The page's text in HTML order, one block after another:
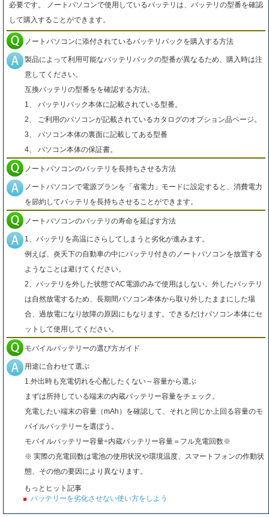
必要です。 ノートパソコンで使用しているバッテリは、バッテリの型番を確認
して購入することができます。
ノートパソコンに添付されているバッテリパックを購入する方法
製品によって利用可能なバッテリパックの型番が異なるため、購入時は注
意してください。
互換バッテリの型番をを確認する方法。
1、 バッテリパック本体に記載されている型番。
2、 ご利用のパソコンが記載されているカタログのオプション品ページ。
3、 パソコン本体の裏面に記載してある型番
4、 パソコン本体の保証書。
ノートパソコンのバッテリを長持ちさせる方法
ノートパソコンで電源プランを「省電力」モードに設定すると、消費電力
を節約してバッテリを長持ちさせることができます。
ノートパソコンのバッテリの寿命を延ばす方法
1、バッテリを高温にさらしてしまうと劣化が進みます。
例えば、炎天下の自動車の中にバッテリ付きのノートパソコンを放置する
ようなことは避けてください。
2、バッテリを外した状態でAC電源のみで使用はしない。外したバッテリ
は自然放電するため、長期間パソコン本体から取り外したままにした場
合、過放電になり故障の原因にもなります。できるだけパソコン本体にセ
ットして使用してください。
モバイルバッテリーの選び方ガイド
用途に合わせて選ぶ
1.外出時も充電切れを心配したくない～容量から選ぶ
まずは所持している端末の内蔵バッテリー容量をチェック。
充電したい端末の容量（mAh）を確認して、それと同じか上回る容量のモ
バイルバッテリーを選ぼう。
モバイルバッテリー容量÷内蔵バッテリー容量＝フル充電回数※
※ 実際の充電回数は電池の使用状況や環境温度、スマートフォンの作動状
態、その他の要因により異なります。
もっとヒット記事
バッテリーを劣化させない使い方をしよう